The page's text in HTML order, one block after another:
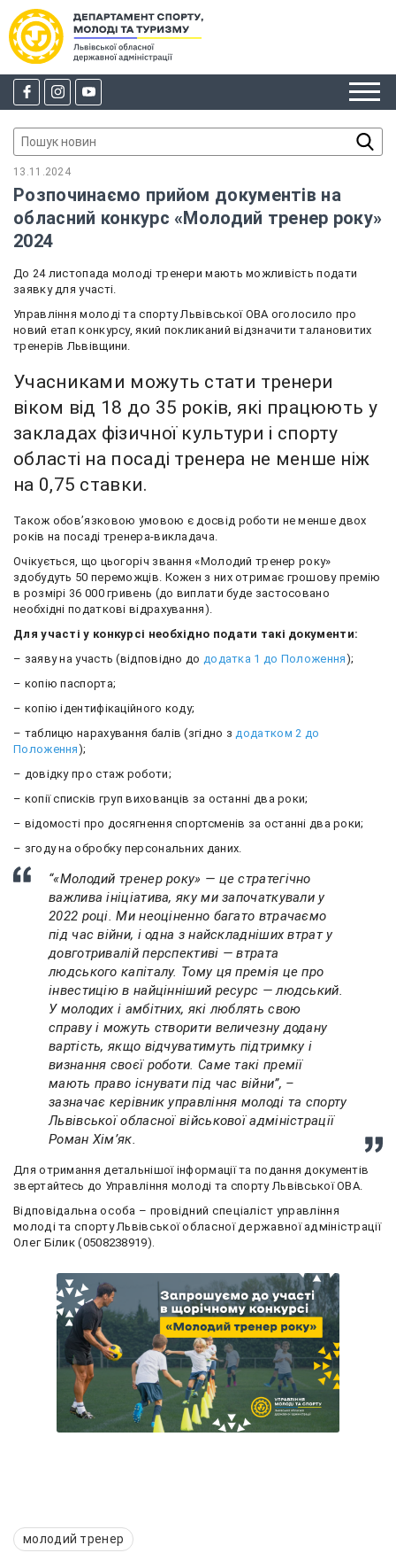
13.11.2024
Розпочинаємо прийом документів на
обласний конкурс «Молодий тренер року»
2024
До 24 листопада молоді тренери мають можливість подати
заявку для участі.
Управління молоді та спорту Львівської ОВА оголосило про
новий етап конкурсу, який покликаний відзначити талановитих
тренерів Львівщини.
Учасниками можуть стати тренери
віком від 18 до 35 років, які працюють у
закладах фізичної культури і спорту
області на посаді тренера не менше ніж
на 0,75 ставки.
Також обов’язковою умовою є досвід роботи не менше двох
років на посаді тренера-викладача.
Очікується, що цьогоріч звання «Молодий тренер року»
здобудуть 50 переможців. Кожен з них отримає грошову премію
в розмірі 36 000 гривень (до виплати буде застосовано
необхідні податкові відрахування).
Для участі у конкурсі необхідно подати такі документи:
– заяву на участь (відповідно до додатка 1 до Положення);
– копію паспорта;
– копію ідентифікаційного коду;
– таблицю нарахування балів (згідно здодатком 2 до
Положення);
– довідку про стаж роботи;
– копії списків груп вихованців за останні два роки;
– відомості про досягнення спортсменів за останні два роки;
– згоду на обробку персональних даних.
“«Молодий тренер року» — це стратегічно
важлива ініціатива, яку ми започаткували у
2022 році. Ми неоціненно багато втрачаємо
під час війни, і одна з найскладніших втрат у
довготривалій перспективі — втрата
людського капіталу. Тому ця премія це про
інвестицію в найцінніший ресурс — людський.
У молодих і амбітних, які люблять свою
справу і можуть створити величезну додану
вартість, якщо відчуватимуть підтримку і
визнання своєї роботи. Саме такі премії
мають право існувати під час війни”, –
зазначає керівник управління молоді та спорту
Львівської обласної військової адміністрації
Роман Хімʼяк.
Для отримання детальнішої інформації та подання документів
звертайтесь до Управління молоді та спорту Львівської ОВА.
Відповідальна особа – провідний спеціаліст управління
молоді та спорту Львівської обласної державної адміністрації
Олег Білик (0508238919).
молодий тренер